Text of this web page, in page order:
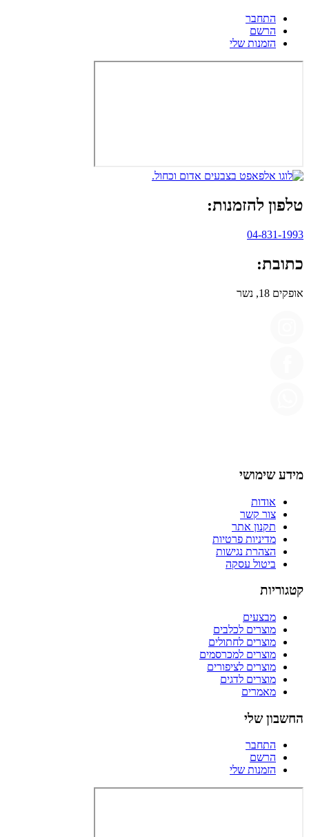
התחבר
הרשם
הזמנות שלי
טלפון להזמנות:
04-831-1993
כתובת:
אופקים 18, נשר
מידע שימושי
אודות
צור קשר
תקנון אתר
מדיניות פרטיות
הצהרת נגישות
ביטול עסקה
קטגוריות
מבצעים
מוצרים לכלבים
מוצרים לחתולים
מוצרים למכרסמים
מוצרים לציפורים
מוצרים לדגים
מאמרים
החשבון שלי
התחבר
הרשם
הזמנות שלי